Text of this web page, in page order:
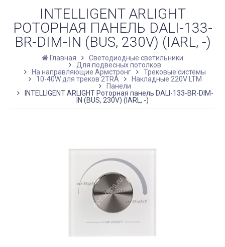
INTELLIGENT ARLIGHT
РОТОРНАЯ ПАНЕЛЬ DALI-133-
BR-DIM-IN (BUS, 230V) (IARL, -)
Главная
Светодиодные светильники
Для подвесных потолков
На направляющие Армстронг
Трековые системы
10-40W для треков 2TRA
Накладные 220V LTM
Панели
INTELLIGENT ARLIGHT Роторная панель DALI-133-BR-DIM-
IN (BUS, 230V) (IARL, -)